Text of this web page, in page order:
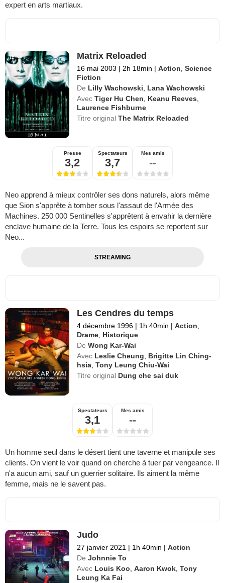
expert en arts martiaux.
Matrix Reloaded
16 mai 2003 | 2h 18min | Action ,Science
Fiction
De Lilly Wachowski
Lana Wachowski
Avec Tiger Hu Chen Keanu Reeves
Laurence Fishburne
Titre originalThe Matrix Reloaded
Presse
3,2
Spectateurs
3,7
Mes amis
--
Neo apprend à mieux contrôler ses dons naturels, alors même
que Sion s'apprête à tomber sous l'assaut de l'Armée des
Machines. 250 000 Sentinelles s'apprêtent à envahir la dernière
enclave humaine de la Terre. Tous les espoirs se reportent sur
Neo...
STREAMING
Les Cendres du temps
4 décembre 1996 | 1h 40min | Action
Drame Historique
De Wong Kar-Wai
Avec Leslie Cheung
Brigitte Lin Ching-
hsia ,Tony Leung Chiu-Wai
Titre original Dung che sai duk
Spectateurs
3,1
Mes amis
--
Un homme seul dans le désert tient une taverne et manipule ses
clients. On vient le voir quand on cherche à tuer par vengeance. Il
n'a aucun ami, sauf un guerrier solitaire. Ils aiment la même
femme, mais ne le savent pas.
Judo
27 janvier 2021 | 1h 40min | Action
De Johnnie To
Avec Louis Koo ,Aaron Kwok ,Tony
Leung Ka Fai